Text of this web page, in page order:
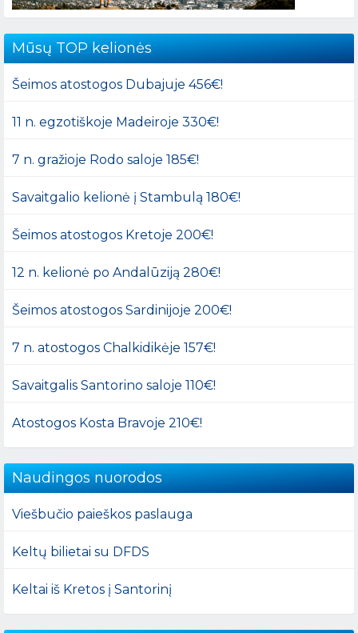
Mūsų TOP kelionės
Šeimos atostogos Dubajuje 456€!
11 n. egzotiškoje Madeiroje 330€!
7 n. gražioje Rodo saloje 185€!
Savaitgalio kelionė į Stambulą 180€!
Šeimos atostogos Kretoje 200€!
12 n. kelionė po Andalūziją 280€!
Šeimos atostogos Sardinijoje 200€!
7 n. atostogos Chalkidikėje 157€!
Savaitgalis Santorino saloje 110€!
Atostogos Kosta Bravoje 210€!
Naudingos nuorodos
Viešbučio paieškos paslauga
Keltų bilietai su DFDS
Keltai iš Kretos į Santorinį